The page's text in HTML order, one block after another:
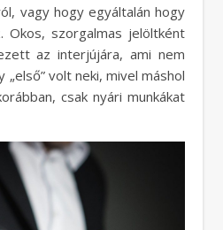
vagy hogy egyáltalán hogy
Okos, szorgalmas jelöltként
az interjújára, ami nem
„első” volt neki, mivel máshol
csak nyári munkákat